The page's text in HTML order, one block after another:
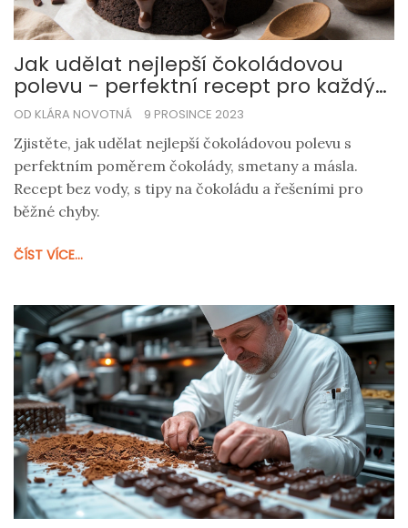
Jak udělat nejlepší čokoládovou
polevu - perfektní recept pro každý
dezert
OD KLÁRA NOVOTNÁ 9 PROSINCE 2023
Zjistěte, jak udělat nejlepší čokoládovou polevu s
perfektním poměrem čokolády, smetany a másla.
Recept bez vody, s tipy na čokoládu a řešeními pro
běžné chyby.
ČÍST VÍCE...